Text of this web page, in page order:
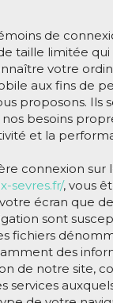
de
taille limitée qui
votre
aux fins de
proposons. Ils
besoins
et la
connexion sur
sevres.fr/, vous
écran que
sont
fichiers
des
de notre site,
services